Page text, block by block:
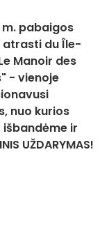
m. pabaigos
atrasti du Île-
Manoir des
- vienoje
nuo kurios
išbandėme ir
UŽDARYMAS!